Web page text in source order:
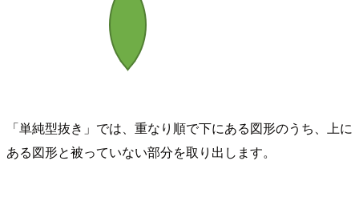
「単純型抜き」では、重なり順で下にある図形のうち、上に
ある図形と被っていない部分を取り出します。